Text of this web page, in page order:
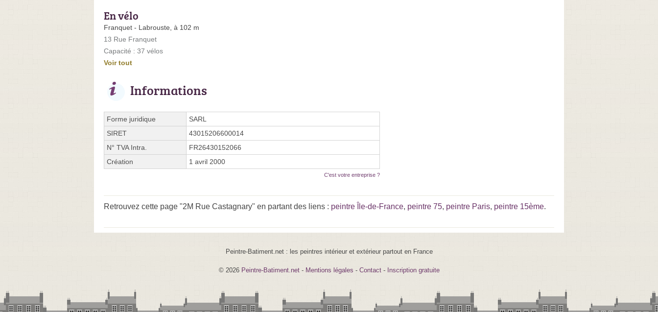
En vélo
Franquet - Labrouste, à 102 m
13 Rue Franquet
Capacité : 37 vélos
Voir tout
Informations
Forme juridique
SARL
SIRET
43015206600014
N° TVA Intra.
FR26430152066
Création
1 avril 2000
C'est votre entreprise ?
Retrouvez cette page "2M Rue Castagnary" en partant des liens : peintre Île-de-France, peintre 75, peintre Paris, peintre 15ème.
Peintre-Batiment.net : les peintres intérieur et extérieur partout en France
© 2026 Peintre-Batiment.net - Mentions légales - Contact- Inscription gratuite